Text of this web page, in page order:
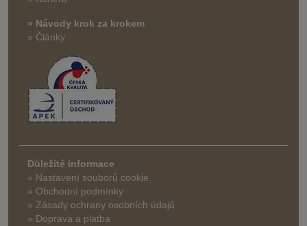
» Návody krok za krokem
» Články
Důležité informace
» Nastavení souborů cookie
» Obchodní podmínky
» Zásady ochrany osobních údajů
» Doprava a platba